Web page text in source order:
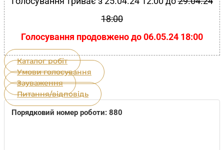
18:00
Голосування продовжено до 06.05.24 18:00
Каталог робіт
Умови голосування
Зауваження
Питання/відповідь
Порядковий номер роботи: 880